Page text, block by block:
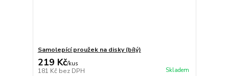
Samolepící proužek na disky (bílý)
219 Kč/kus
181 Kč bez DPH Skladem